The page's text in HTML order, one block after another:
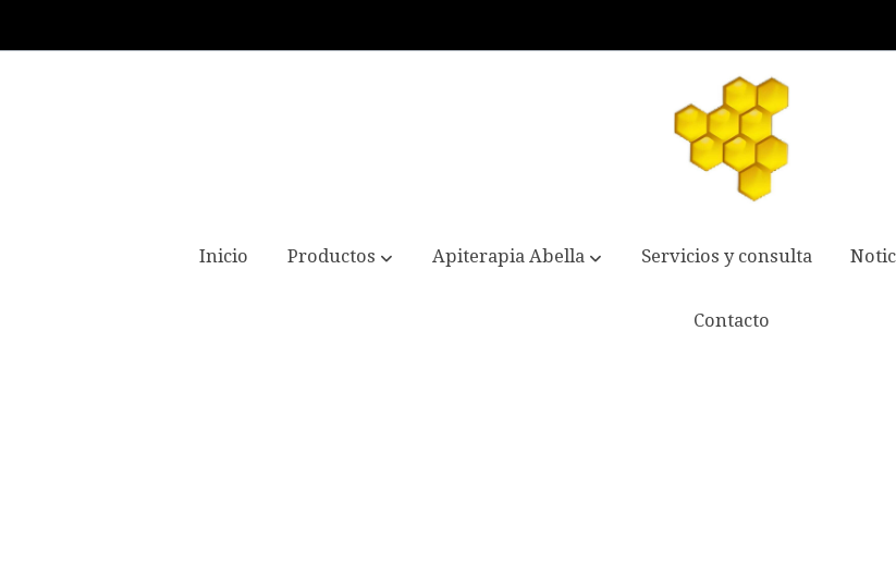
Inicio Productos Apiterapia Abella Servicios y consulta
Contacto